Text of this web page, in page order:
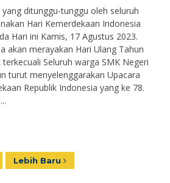
ditunggu-tunggu oleh seluruh
Hari Kemerdekaan Indonesia
Hari ini Kamis, 17 Agustus 2023.
akan merayakan Hari Ulang Tahun
Seluruh warga SMK Negeri
turut menyelenggarakan Upacara
Republik Indonesia yang ke 78.
Lebih Baru